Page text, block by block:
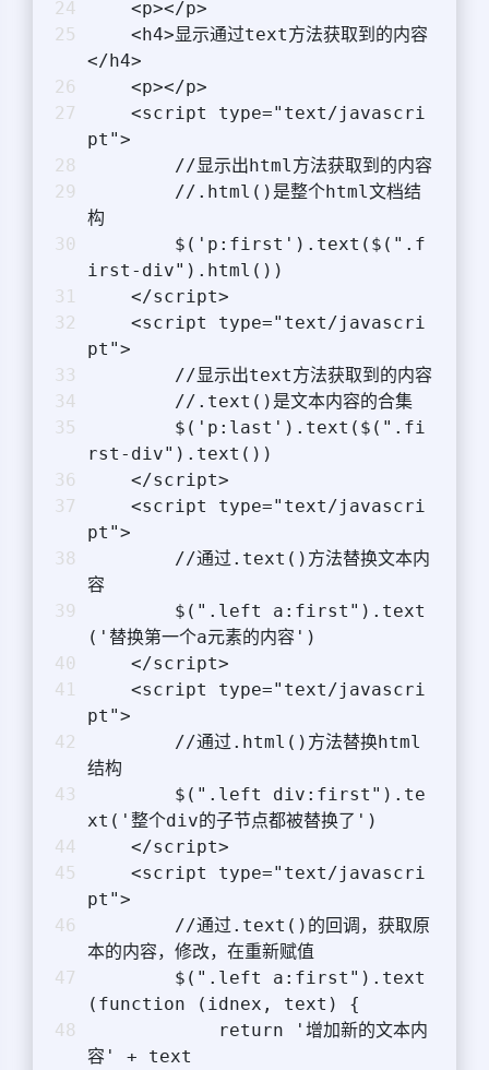
    <p></p>
</h4>
    <p></p>
pt">
        //显示出html方法获取到的内容
构
irst-div").html())
    </script>
pt">
        //显示出text方法获取到的内容
        //.text()是文本内容的合集
rst-div").text())
    </script>
pt">
容
('替换第一个a元素的内容')
    </script>
pt">
结构
xt('整个div的子节点都被替换了')
    </script>
pt">
本的内容，修改，在重新赋值
(function (idnex, text) {
容' + text